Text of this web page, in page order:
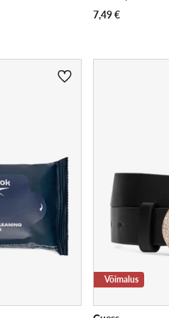
7,49€
Võimalus